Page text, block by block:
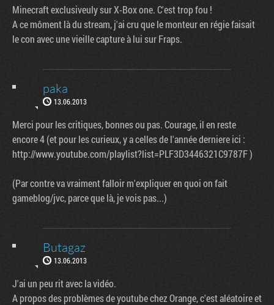
Minecraft exclusiveuly sur X-Box one. C'est trop fou !
A ce môment là du stream, j'ai cru que le monteur en régie faisait
le con avec une vieille capture à lui sur Fraps.
paka
13.06.2013
Merci pour les critiques, bonnes ou pas. Courage, il en reste
encore 4 (et pour les curieux, y a celles de l'année derniere ici :
http://www.youtube.com/playlist?list=PLF3D3446321C9787F )
(Par contre va vraiment falloir m'expliquer en quoi on fait
gameblog/jvc, parce que là, je vois pas...)
Butagaz
13.06.2013
J'ai un peu rit avec la vidéo.
A propos des problèmes de youtube chez Orange, c'est aléatoire et